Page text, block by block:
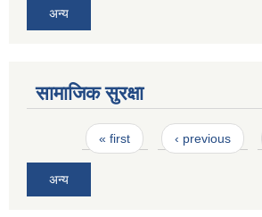
अन्य
सामाजिक सुरक्षा
Pages« first ‹ previous
अन्य